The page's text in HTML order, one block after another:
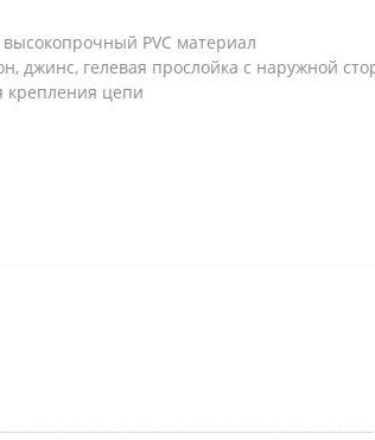
PVC материал
джинс, гелевая прослойка с наружной
крепления цепи